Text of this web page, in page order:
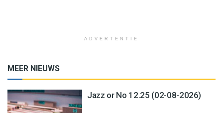
ADVERTENTIE
MEER NIEUWS
Jazz or No 12.25 (02-08-2026)